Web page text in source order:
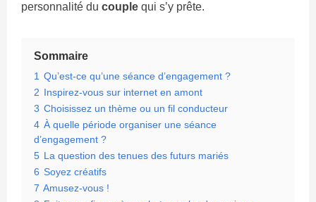
personnalité ducouplequi s’y prête.
Sommaire
1 Qu’est-ce qu’une séance d’engagement ?
2 Inspirez-vous sur internet en amont
3 Choisissez un thème ou un fil conducteur
4 À quelle période organiser une séance
d’engagement ?
5 La question des tenues des futurs mariés
6 Soyez créatifs
7 Amusez-vous !